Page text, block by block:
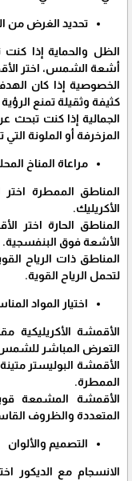
تحديد الغرض من
الظل والحماية إذا
أشعة الشمس، اختر
الخصوصية إذا كان
كثيفة وثقيلة تمنع
الجمالية إذا كنت
المزخرفة أو الملونة
مراعاة المناخ
المناطق الممطرة اختر
الأكريليك.
المناطق الحارة اختر
الأشعة فوق البنفسجية.
المناطق ذات الرياح
لتحمل الرياح القوية.
اختيار المواد
الأقمشة الأكريليكية
التعرض المباشر
الأقمشة البوليستر
الممطرة.
الأقمشة المشمعة
المتعددة والظروف
التصميم والألوان
الانسجام مع الديكور